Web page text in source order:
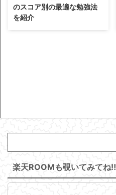
のスコア別の最適な勉強法
を紹介
楽天ROOMも覗いてみてね‼